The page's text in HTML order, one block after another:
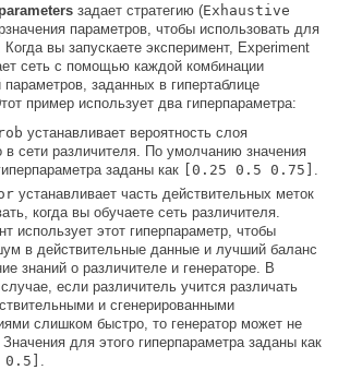
задает стратегию (Exhaustive
параметров, чтобы использовать для
Когда вы запускаете эксперимент, Experiment
сеть с помощью каждой комбинации
параметров, заданных в гипертаблице
пример использует два гиперпараметра:
устанавливает вероятность слоя
в сети различителя. По умолчанию значения
заданы как
[0.25 0.5 0.75]
устанавливает часть действительных меток
когда вы обучаете сеть различителя.
использует этот гиперпараметр, чтобы
в действительные данные и лучший баланс
знаний о различителе и генераторе. В
если различитель учится различать
и сгенерированными
слишком быстро, то генератор может не
для этого гиперпараметра заданы как